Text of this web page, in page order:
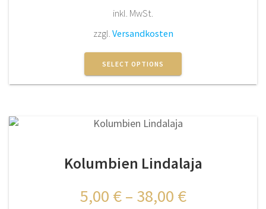
inkl. MwSt.
zzgl. Versandkosten
SELECT OPTIONS
Dieses
weist
auf.
können
auf
der
Produktseite
Kolumbien Lindalaja
5,00 €– 38,00 €